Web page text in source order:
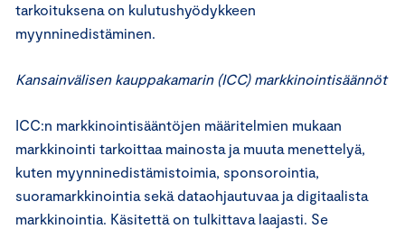
tarkoituksena on kulutushyödykkeen
myynninedistäminen.
Kansainvälisen kauppakamarin (ICC) markkinointisäännöt
ICC:n markkinointisääntöjen määritelmien mukaan
markkinointi tarkoittaa mainosta ja muuta menettelyä,
kuten myynninedistämistoimia, sponsorointia,
suoramarkkinointia sekä dataohjautuvaa ja digitaalista
markkinointia. Käsitettä on tulkittava laajasti. Se